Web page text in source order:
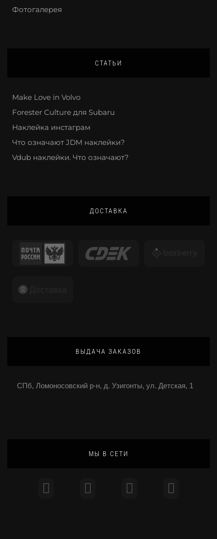
Фотогалерея
СТАТЬИ
Make Love in Volvo
Forester Culture для Subaru
Наклейка инстаграм
Что означают JDM наклейки?
Vdub наклейки. Что означают?
ДОСТАВКА
ВЫДАЧА ЗАКАЗОВ
СПб, Ломоносовский р-н, д. Узигонты, ул. Детская, 1
МЫ В СЕТИ